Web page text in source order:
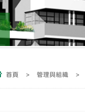
首頁 > 管理與組織 >